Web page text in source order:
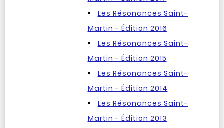
Les Résonances Saint-
Martin - Édition 2016
Les Résonances Saint-
Martin - Édition 2015
Les Résonances Saint-
Martin - Édition 2014
Les Résonances Saint-
Martin - Édition 2013